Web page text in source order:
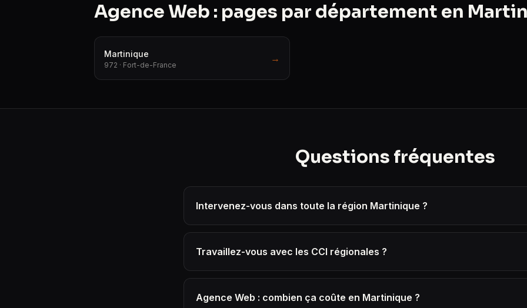
Agence Web : pages par département en
Martinique
972 · Fort-de-France
→
Questions fréquentes
Intervenez-vous dans toute la région Martinique ?
Travaillez-vous avec les CCI régionales ?
Agence Web : combien ça coûte en Martinique ?